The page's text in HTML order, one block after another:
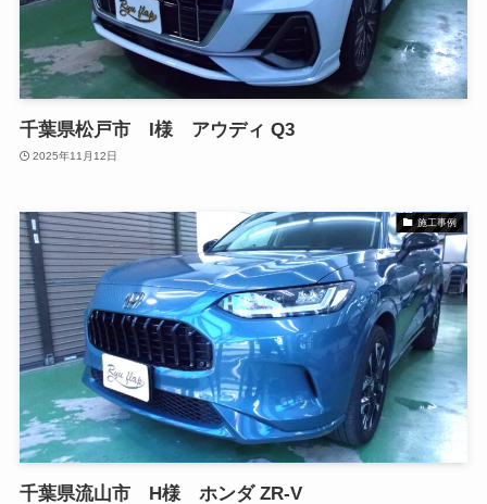
千葉県松戸市 I様 アウディ Q3
2025年11月12日
施工事例
千葉県流山市 H様 ホンダ ZR-V